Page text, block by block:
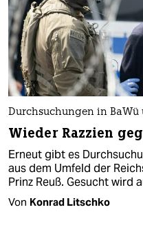
Durchsuchungen in BaWü
Wieder Razzien
Erneut gibt es
aus dem Umfeld der
Prinz Reuß. Gesucht wird
Von Konrad Litschko